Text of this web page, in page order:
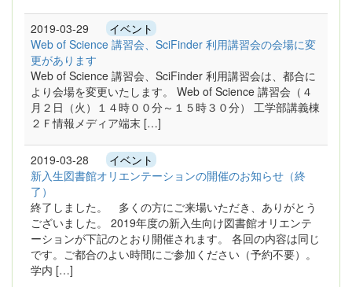
2019-03-29 イベント
Web of Science 講習会、SciFinder 利用講習会の会場に変
更があります
Web of Science 講習会、SciFinder 利用講習会は、都合に
より会場を変更いたします。 Web of Science 講習会（４
月２日（火）１４時００分～１５時３０分） 工学部講義棟
２Ｆ情報メディア端末 […]
2019-03-28 イベント
新入生図書館オリエンテーションの開催のお知らせ（終
了）
終了しました。 多くの方にご来場いただき、ありがとう
ございました。 2019年度の新入生向け図書館オリエンテ
ーションが下記のとおり開催されます。 各回の内容は同じ
です。ご都合のよい時間にご参加ください（予約不要）。
学内 […]